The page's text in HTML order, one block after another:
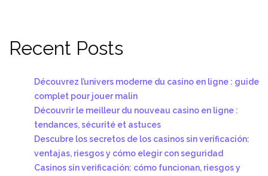
Recent Posts
Découvrez l’univers moderne du casino en ligne : guide
complet pour jouer malin
Découvrir le meilleur du nouveau casino en ligne :
tendances, sécurité et astuces
Descubre los secretos de los casinos sin verificación:
ventajas, riesgos y cómo elegir con seguridad
Casinos sin verificación: cómo funcionan, riesgos y